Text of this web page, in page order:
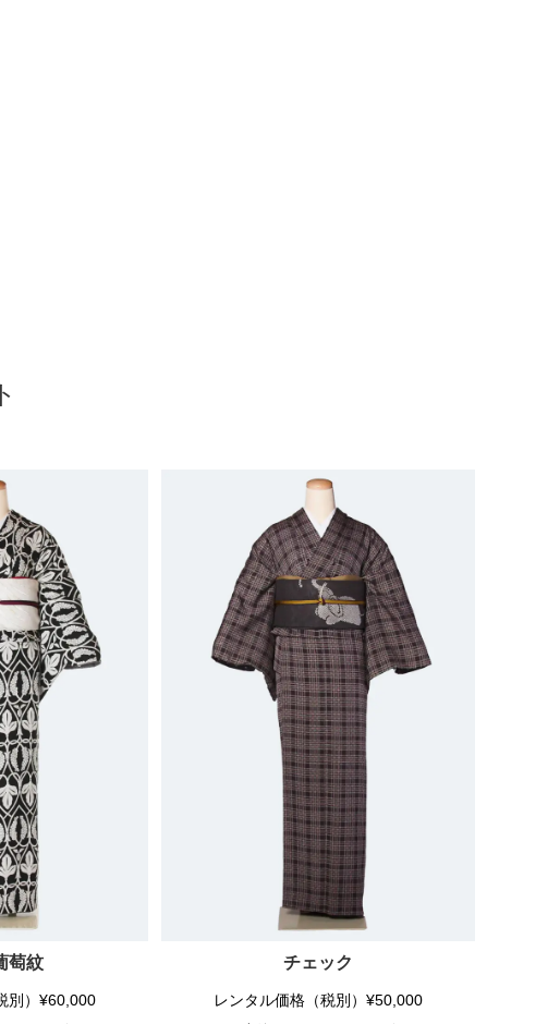
萄紋
別）¥60,000
チェック
レンタル価格（税別）¥50,000